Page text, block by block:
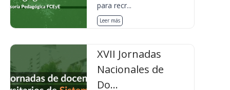
para recr...
Leer más
XVII Jornadas
Nacionales de
Do...